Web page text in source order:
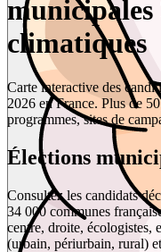
municipales
climatiques
Carte interactive des
2026 en France. Plus de
programmes, sites de
Élections
Consultez les candidats
34 000 communes
centre, droite, écologistes,
(urbain, périurbain, rural)